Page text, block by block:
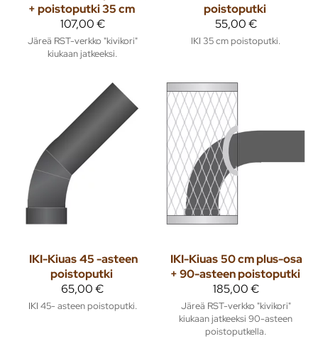
+ poistoputki 35 cm
107,00 €
Järeä RST-verkko "kivikori"
kiukaan jatkeeksi.
poistoputki
55,00 €
IKI 35 cm poistoputki.
IKI-Kiuas 45 -asteen
poistoputki
65,00 €
IKI 45- asteen poistoputki.
IKI-Kiuas50 cm plus-osa
+ 90-asteen poistoputki
185,00 €
Järeä RST-verkko "kivikori"
kiukaan jatkeeksi 90-asteen
poistoputkella.